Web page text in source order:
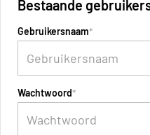
Bestaande
Gebruikersnaam
Wachtwoord